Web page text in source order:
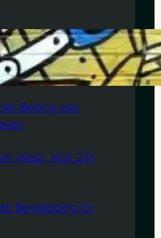
Belang van
West, Wat Zijn
Begeleiding En